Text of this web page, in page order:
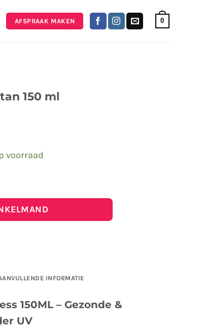
AFSPRAAK MAKEN 0
150 ml
voorraad
ml aantal
INFORMATIE
150ML – Gezonde &
UV